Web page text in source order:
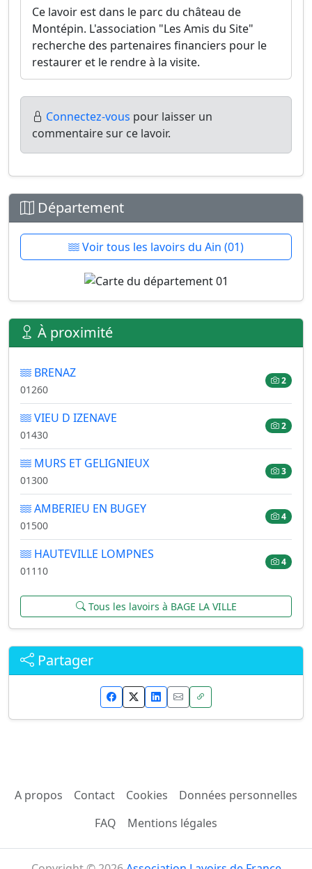
Ce lavoir est dans le parc du château de
Montépin. L'association "Les Amis du Site"
recherche des partenaires financiers pour le
restaurer et le rendre à la visite.
Connectez-vous pour laisser un
commentaire sur ce lavoir.
Département
Voir tous les lavoirs du Ain (01)
À proximité
BRENAZ
01260
2
VIEU D IZENAVE
01430
2
MURS ET GELIGNIEUX
01300
3
AMBERIEU EN BUGEY
01500
4
HAUTEVILLE LOMPNES
01110
4
Tous les lavoirs à BAGE LA VILLE
Partager
A propos Contact Cookies
Données personnelles
FAQ
Mentions légales